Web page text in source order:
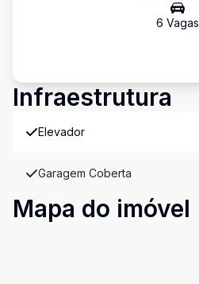
6 Vagas
Infraestrutura
Elevador
Garagem Coberta
Mapa do imóvel